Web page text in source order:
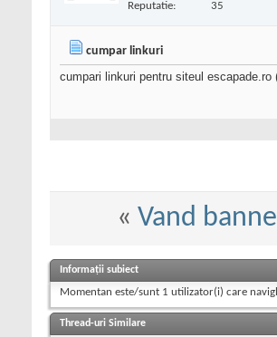
Reputatie: 35
cumpar linkuri
cumpari linkuri pentru siteul
« Vand
Informații subiect
Momentan este/sunt 1 utilizator(i) care
Thread-uri Similare